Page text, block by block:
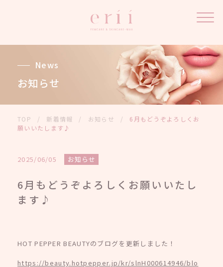
News
お知らせ
TOP / 新着情報 / お知らせ /
6月もどうぞよろしくお
願いいたします♪
2025/06/05 お知らせ
6月もどうぞよろしくお願いいたし
ます♪
HOT PEPPER BEAUTYのブログを更新しました！
https://beauty.hotpepper.jp/kr/slnH000614946/blo